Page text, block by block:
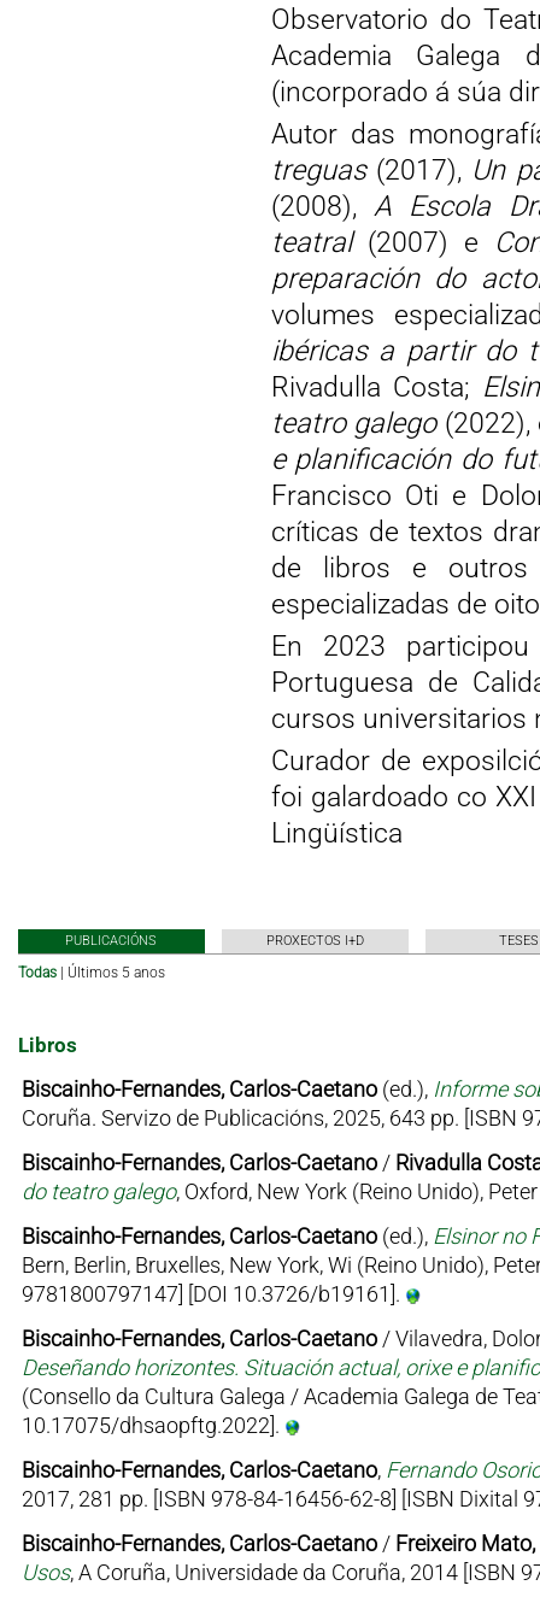
Observatorio do
Academia
(incorporado á súa
Autor das
treguas(2017), Un
(2008), A Escola
teatral(2007) e
preparación do
volumes
ibéricas a partir do
Rivadulla Costa;
teatro galego
e planificación do
Francisco Oti e
críticas de textos
de libros e
especializadas de
En 2023
Portuguesa de
cursos universitarios
Curador de
foi galardoado co
Lingüística
PUBLICACIÓNS PROXECTOS I+D TESES
Todas Últimos 5 anos
Libros
Biscainho-Fernandes, Carlos-Caetano(ed.), Informe
Coruña. Servizo de Publicacións, 2025, 643 pp.
Biscainho-Fernandes, Carlos-Caetano/ Rivadulla
do teatro galego, Oxford, New York (Reino Unido),
Biscainho-Fernandes, Carlos-Caetano(ed.), Elsinor no
Bern, Berlin, Bruxelles, New York, Wi (Reino Unido),
9781800797147] [DOI 10.3726/b19161].
Biscainho-Fernandes, Carlos-Caetano/ Vilavedra,
Deseñando horizontes. Situación actual, orixe e
(Consello da Cultura Galega / Academia Galega de
10.17075/dhsaopftg.2022].
Biscainho-Fernandes, Carlos-Caetano, Fernando
2017, 281 pp. [ISBN 978-84-16456-62-8] [ISBN Dixital
Biscainho-Fernandes, Carlos-Caetano/ Freixeiro
Usos, A Coruña, Universidade da Coruña, 2014 [ISBN